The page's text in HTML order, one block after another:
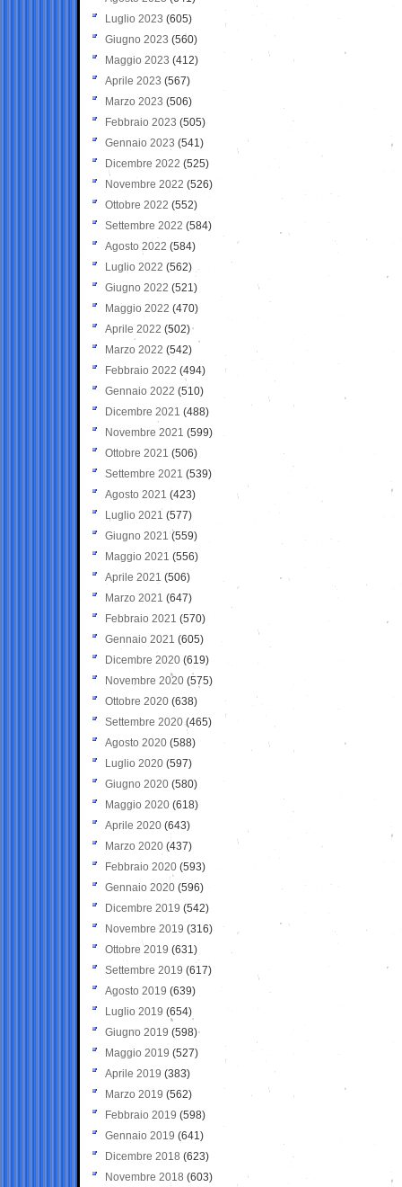
Luglio 2023 (605)
Giugno 2023 (560)
Maggio 2023 (412)
Aprile 2023 (567)
Marzo 2023 (506)
Febbraio 2023 (505)
Gennaio 2023 (541)
Dicembre 2022 (525)
Novembre 2022 (526)
Ottobre 2022 (552)
Settembre 2022 (584)
Agosto 2022 (584)
Luglio 2022 (562)
Giugno 2022 (521)
Maggio 2022 (470)
Aprile 2022 (502)
Marzo 2022 (542)
Febbraio 2022 (494)
Gennaio 2022 (510)
Dicembre 2021 (488)
Novembre 2021 (599)
Ottobre 2021 (506)
Settembre 2021 (539)
Agosto 2021 (423)
Luglio 2021 (577)
Giugno 2021(559)
Maggio 2021 (556)
Aprile 2021 (506)
Marzo 2021 (647)
Febbraio 2021 (570)
Gennaio 2021 (605)
Dicembre 2020 (619)
Novembre 2020 (575)
Ottobre 2020 (638)
Settembre 2020(465)
Agosto 2020 (588)
Luglio 2020 (597)
Giugno 2020 (580)
Maggio 2020 (618)
Aprile 2020 (643)
Marzo 2020 (437)
Febbraio 2020 (593)
Gennaio 2020 (596)
Dicembre 2019 (542)
Novembre 2019 (316)
Ottobre 2019 (631)
Settembre 2019 (617)
Agosto 2019 (639)
Luglio 2019 (654)
Giugno 2019 (598)
Maggio 2019 (527)
Aprile 2019 (383)
Marzo 2019 (562)
Febbraio 2019 (598)
Gennaio 2019 (641)
Dicembre 2018 (623)
Novembre 2018 (603)